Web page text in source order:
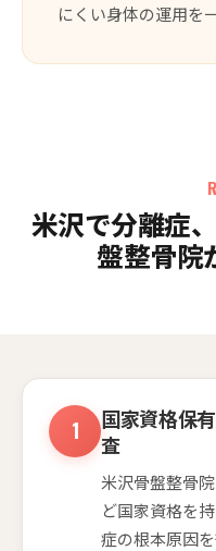
にくい身体の運用を
米沢で分離症
盤整骨院
国家資格保
査
米沢骨盤整骨
ど国家資格を
症の根本原因